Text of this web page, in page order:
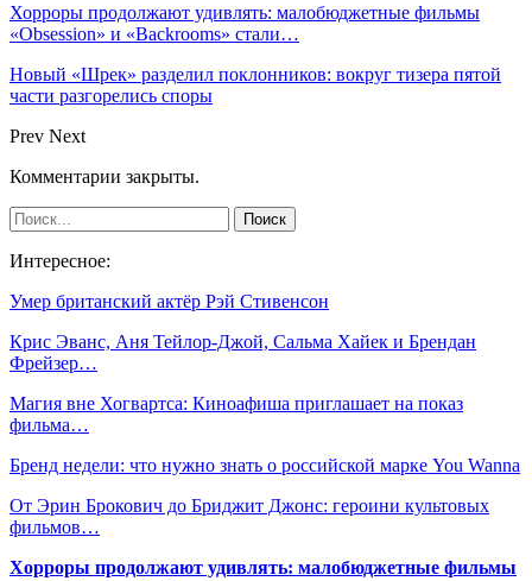
Хорроры продолжают удивлять: малобюджетные фильмы
«Obsession» и «Backrooms» стали…
Новый «Шрек» разделил поклонников: вокруг тизера пятой
части разгорелись споры
Prev Next
Комментарии закрыты.
Интересное:
Умер британский актёр Рэй Стивенсон
Крис Эванс, Аня Тейлор-Джой, Сальма Хайек и Брендан
Фрейзер…
Магия вне Хогвартса: Киноафиша приглашает на показ
фильма…
Бренд недели: что нужно знать о российской марке You Wanna
От Эрин Брокович до Бриджит Джонс: героини культовых
фильмов…
Хорроры продолжают удивлять: малобюджетные фильмы